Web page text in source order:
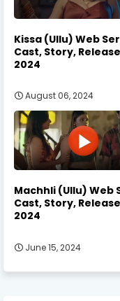
Kissa (Ullu) Web
Cast, Story,
2024
August 06, 2024
Machhli (Ullu) Web
Cast, Story,
2024
June 15, 2024